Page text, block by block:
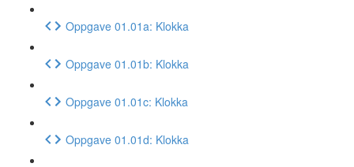
Oppgave 01.01a: Klokka
Oppgave 01.01b: Klokka
Oppgave 01.01c: Klokka
Oppgave 01.01d: Klokka